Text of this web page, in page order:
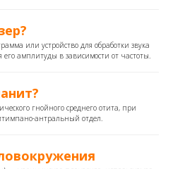
или устройство для обработки звука
амплитуды в зависимости от частоты.
гнойного среднего отита, при
антральный отдел.